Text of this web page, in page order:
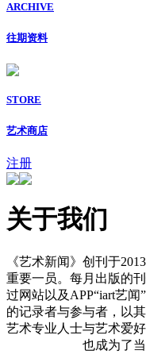
ARCHIVE
往期资料
STORE
艺术商店
注册
关于我们
《艺术新闻》创刊于
重要一员。每月出版的
过网站以及APP“iart艺
的记录者与参与者，以
艺术专业人士与艺术爱
也成为了